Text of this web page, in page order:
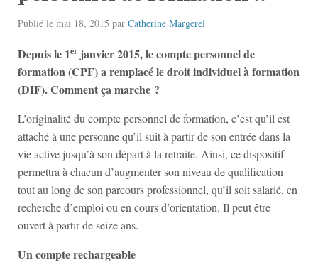
Publié le mai 18, 2015 par Catherine Margerel
Depuis le 1er janvier 2015, le compte personnel de
formation (CPF) a remplacé le droit individuel à formation
(DIF). Comment ça marche ?
L’originalité du compte personnel de formation, c’est qu’il est
attaché à une personne qu’il suit à partir de son entrée dans la
vie active jusqu’à son départ à la retraite. Ainsi, ce dispositif
permettra à chacun d’augmenter son niveau de qualification
tout au long de son parcours professionnel, qu’il soit salarié, en
recherche d’emploi ou en cours d’orientation. Il peut être
ouvert à partir de seize ans.
Un compte rechargeable